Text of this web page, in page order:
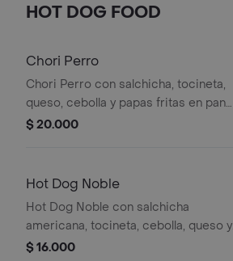
HOT DOG FOOD
Chori Perro
Chori Perro con salchicha, tocineta,
queso, cebolla y papas fritas en pan
con ajonjolí.
$ 20.000
Hot Dog Noble
Hot Dog Noble con salchicha
americana, tocineta, cebolla, queso y
salsas.
$ 16.000